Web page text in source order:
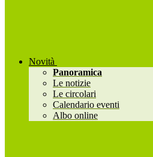
Novità
Panoramica
Le notizie
Le circolari
Calendario eventi
Albo online